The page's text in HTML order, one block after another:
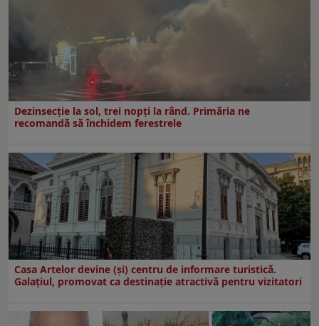
Dezinsecţie la sol, trei nopţi la rând. Primăria ne
recomandă să închidem ferestrele
Casa Artelor devine (şi) centru de informare turistică.
Galaţiul, promovat ca destinaţie atractivă pentru vizitatori